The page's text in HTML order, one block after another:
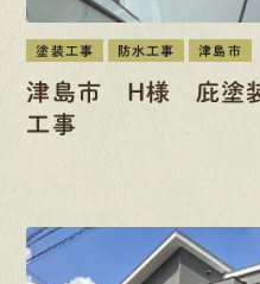
塗装工事 防水工事 津島市
津島市 H様 庇塗装
工事